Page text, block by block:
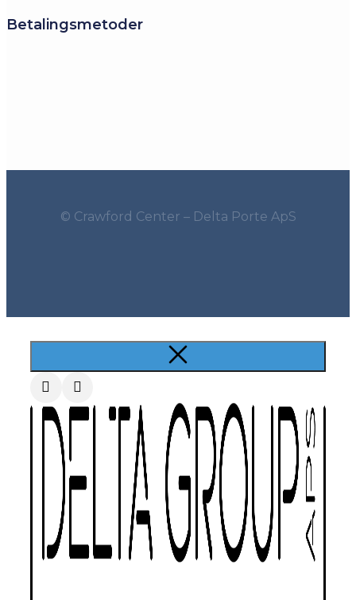
Betalingsmetoder
© Crawford Center – Delta Porte ApS